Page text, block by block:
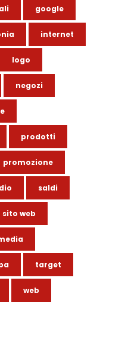
google
internet
logo
negozi
prodotti
promozione
saldi
sito web
target
web